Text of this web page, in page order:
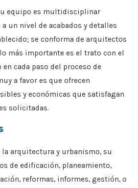
equipo es multidisciplinar
un nivel de acabados y detalles
se conforma de arquitectos
más importante es el trato con el
cada paso del proceso de
a favor es que ofrecen
y económicas que satisfagan
solicitadas.
arquitectura y urbanismo, su
de edificación, planeamiento,
reformas, informes, gestión, o